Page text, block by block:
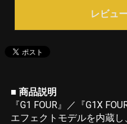
レビュ
■ 商品説明
『G1 FOUR』／『G1X
エフェクトモデルを内蔵